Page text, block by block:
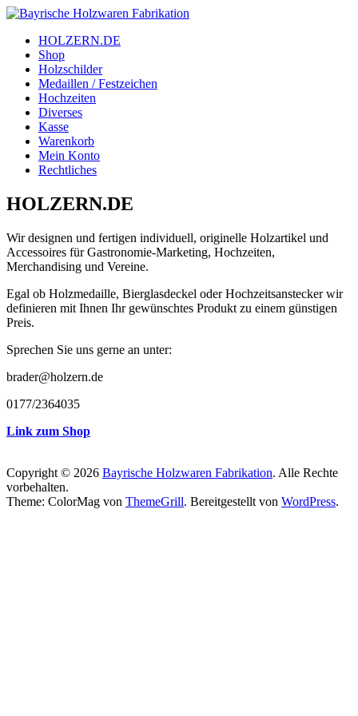
Zum
springen
Bayrische
Holzwaren
Fabrikation
Holzern.de
HOLZERN.DE
Shop
Holzschilder
Medaillen / Festzeichen
Hochzeiten
Diverses
Kasse
Warenkorb
Mein Konto
Rechtliches
HOLZERN.DE
Wir designen und fertigen individuell, originelle Holzartikel und
Accessoires für Gastronomie-Marketing, Hochzeiten,
Merchandising und Vereine.
Egal ob Holzmedaille, Bierglasdeckel oder Hochzeitsanstecker wir
definieren mit Ihnen Ihr gewünschtes Produkt zu einem günstigen
Preis.
Sprechen Sie uns gerne an unter:
brader@holzern.de
0177/2364035
Link zum Shop
Copyright © 2026 Bayrische Holzwaren Fabrikation. Alle Rechte
vorbehalten.
Theme: ColorMag von ThemeGrill. Bereitgestellt von WordPress.